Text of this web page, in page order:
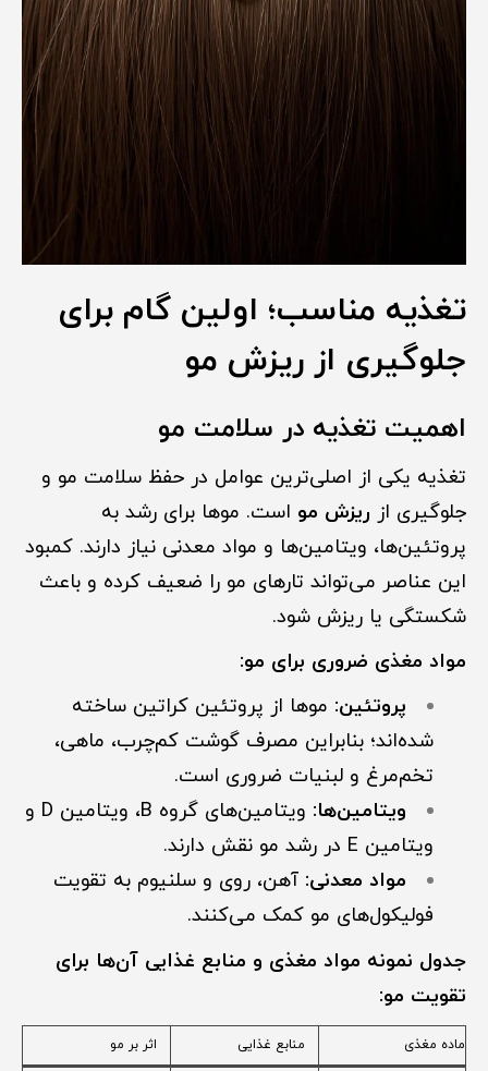
تغذیه مناسب؛ اولین گام برای
جلوگیری از ریزش مو
اهمیت تغذیه در سلامت مو
تغذیه یکی از اصلی‌ترین عوامل در حفظ سلامت مو و
جلوگیری از ریزش مو است. موها برای رشد به
پروتئین‌ها، ویتامین‌ها و مواد معدنی نیاز دارند. کمبود
این عناصر می‌تواند تارهای مو را ضعیف کرده و باعث
شکستگی یا ریزش شود.
مواد مغذی ضروری برای مو:
پروتئین: موها از پروتئین کراتین ساخته
شده‌اند؛ بنابراین مصرف گوشت کم‌چرب، ماهی،
تخم‌مرغ و لبنیات ضروری است.
ویتامین‌ها:
ویتامین‌های گروه B، ویتامین D و
ویتامین E در رشد مو نقش دارند.
مواد معدنی: آهن، روی و سلنیوم به تقویت
فولیکول‌های مو کمک می‌کنند.
جدول نمونه مواد مغذی و منابع غذایی آن‌ها برای
تقویت مو:
ماده مغذی منابع غذایی اثر بر مو